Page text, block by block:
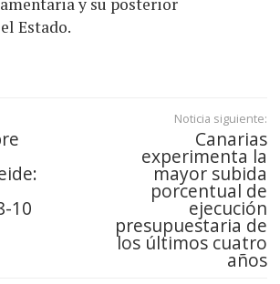
y su posterior
Estado.
10
Noticia siguiente:
Canarias
experimenta la
mayor subida
porcentual de
ejecución
presupuestaria de
los últimos cuatro
años